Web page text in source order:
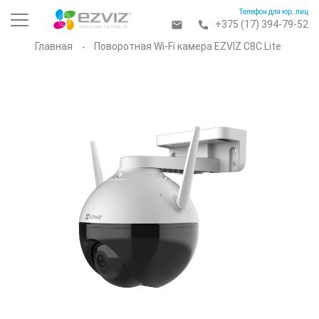
+375 (17) 394-79-52
Главная
Поворотная Wi-Fi камера EZVIZ C8C Lite